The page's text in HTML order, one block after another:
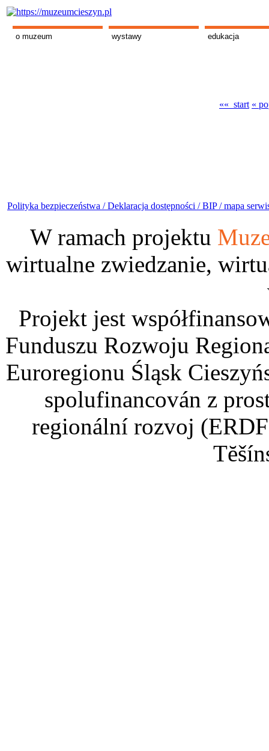
o muzeum wystawy edukacja
«« start «
Polityka bezpieczeństwa /Deklaracja dostępności /BIP /mapa
W ramach projektu
wirtualne zwiedzanie,
Projekt jest
Funduszu Rozwoju
Euroregionu Śląsk
spolufinancován z
regionální rozvoj